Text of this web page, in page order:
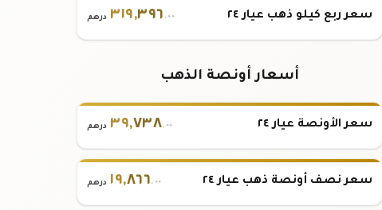
سعر ربع كيلو ذهب عيار ٢٤ ٣١٩,٣٩٦ .٠٠ درهم
أسعار أونصة الذهب
سعر الأونصة عيار ٢٤ ٣٩,٧٣٨.٠٠ درهم
سعر نصف أونصة ذهب عيار ٢٤ ١٩,٨٦٦.٠٠ درهم